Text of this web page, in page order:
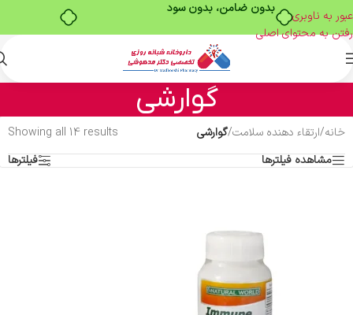
بدون ضامن، بدون سود
عبور به ناوبری
رفتن به محتوای اصلی
گوارشی
خانه/ارتقاء دهنده سلامت/گوارشی
Showing all 14 results
مشاهده فیلترها
فیلترها